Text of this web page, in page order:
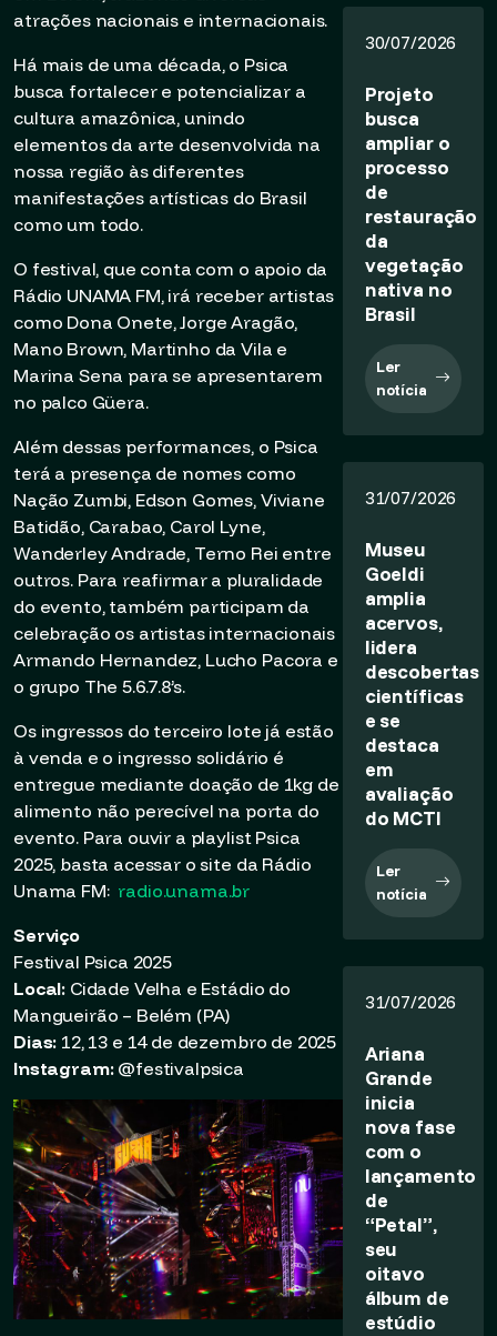
atrações nacionais e internacionais.
Há mais de uma década, o Psica
busca fortalecer e potencializar a
cultura amazônica, unindo
elementos da arte desenvolvida na
nossa região às diferentes
manifestações artísticas do Brasil
como um todo.
O festival, que conta com o apoio da
Rádio UNAMA FM, irá receber artistas
como Dona Onete, Jorge Aragão,
Mano Brown, Martinho da Vila e
Marina Sena para se apresentarem
no palco Güera.
Além dessas performances, o Psica
terá a presença de nomes como
Nação Zumbi, Edson Gomes, Viviane
Batidão, Carabao, Carol Lyne,
Wanderley Andrade, Terno Rei entre
outros. Para reafirmar a pluralidade
do evento, também participam da
celebração os artistas internacionais
Armando Hernandez, Lucho Pacora e
o grupo The 5.6.7.8’s.
Os ingressos do terceiro lote já estão
à venda e o ingresso solidário é
entregue mediante doação de 1kg de
alimento não perecível na porta do
evento. Para ouvir a playlist Psica
2025, basta acessar o site da Rádio
Unama FM: radio.unama.br
Serviço
Festival Psica 2025
Local: Cidade Velha e Estádio do
Mangueirão – Belém (PA)
Dias: 12, 13 e 14 de dezembro de 2025
Instagram:@festivalpsica
30/07/2026
Projeto
busca
ampliar o
processo
de
restauração
da
vegetação
nativa no
Brasil
Ler
notícia
31/07/2026
Museu
Goeldi
amplia
acervos,
lidera
descobertas
científicas
e se
destaca
em
avaliação
do MCTI
Ler
notícia
31/07/2026
Ariana
Grande
inicia
nova fase
com o
lançamento
de
“Petal”,
seu
oitavo
álbum de
estúdio